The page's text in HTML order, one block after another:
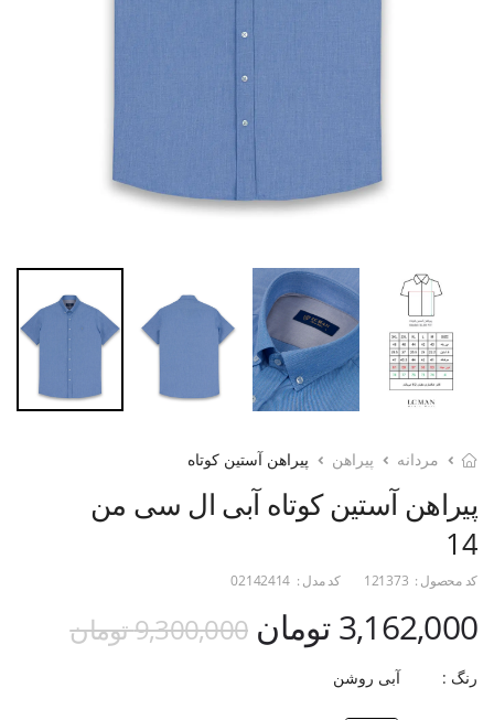
مردانه پیراهن پیراهن آستین کوتاه
پیراهن آستین کوتاه آبی ال سی من
14
کد محصول : 121373 کد مدل : 02142414
3,162,000 تومان 9,300,000 تومان
رنگ : آبی روشن